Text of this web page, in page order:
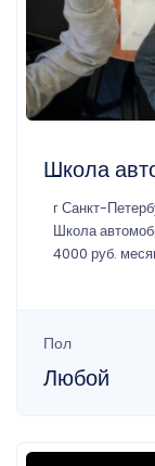
Школа
г Санкт-
Школа
4000 руб.
Пол
Любой